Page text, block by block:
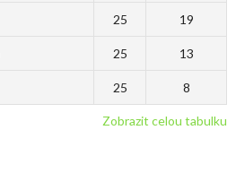
25 19
25 13
25 8
Zobrazit celou tabulku